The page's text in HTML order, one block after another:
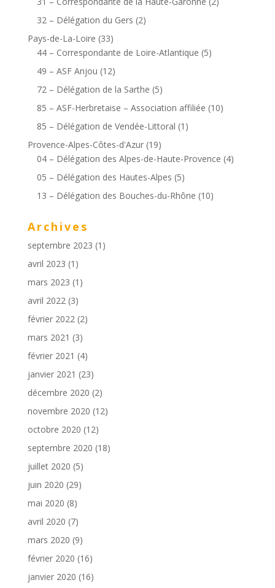
32 – Délégation du Gers (2)
Pays-de-La-Loire (33)
44 – Correspondante de Loire-Atlantique (5)
49 – ASF Anjou (12)
72 – Délégation de la Sarthe (5)
85 – ASF-Herbretaise – Association affiliée (10)
85 – Délégation de Vendée-Littoral (1)
Provence-Alpes-Côtes-d'Azur(19)
04 – Délégation des Alpes-de-Haute-Provence (4)
05 – Délégation des Hautes-Alpes (5)
13 – Délégation des Bouches-du-Rhône (10)
Archives
septembre 2023 (1)
avril 2023 (1)
mars 2023 (1)
avril 2022 (3)
février 2022 (2)
mars 2021 (3)
février 2021 (4)
janvier 2021 (23)
décembre 2020 (2)
novembre 2020 (12)
octobre 2020 (12)
septembre 2020 (18)
juillet 2020 (5)
juin 2020 (29)
mai 2020 (8)
avril 2020 (7)
mars 2020 (9)
février 2020 (16)
janvier 2020 (16)